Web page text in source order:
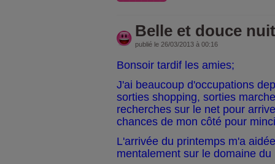
Belle et douce
publié le 26/03/2013 à 00:16
Bonsoir tardif les amies;
J'ai beaucoup d'occupations
sorties shopping, sorties
recherches sur le net pour
chances de mon côté pour
L'arrivée du printemps m'a
mentalement sur le domaine du